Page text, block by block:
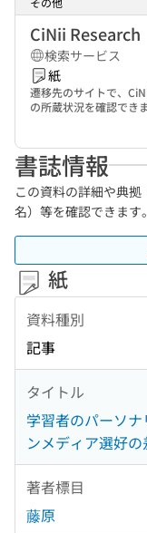
CiNii Research
検索サービス
紙
遷移先のサイトで、
の所蔵状況を確認できま
書誌情報
この資料の詳細や典
名）等を確認できます。
紙
資料種別
記事
タイトル
学習者のパーソ
ンメディア選好の
著者標目
藤原